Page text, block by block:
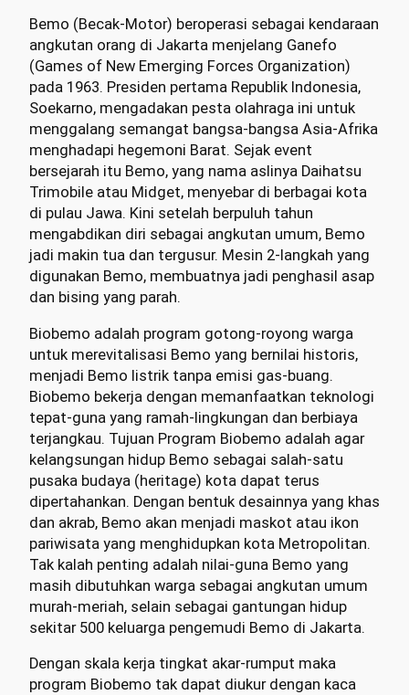
Bemo (Becak-Motor) beroperasi sebagai kendaraan
angkutan orang di Jakarta menjelang Ganefo
(Games of New Emerging Forces Organization)
pada 1963. Presiden pertama Republik Indonesia,
Soekarno, mengadakan pesta olahraga ini untuk
menggalang semangat bangsa-bangsa Asia-Afrika
menghadapi hegemoni Barat. Sejak event
bersejarah itu Bemo, yang nama aslinya Daihatsu
Trimobile atau Midget, menyebar di berbagai kota
di pulau Jawa. Kini setelah berpuluh tahun
mengabdikan diri sebagai angkutan umum, Bemo
jadi makin tua dan tergusur. Mesin 2-langkah yang
digunakan Bemo, membuatnya jadi penghasil asap
dan bising yang parah.
Biobemo adalah program gotong-royong warga
untuk merevitalisasi Bemo yang bernilai historis,
menjadi Bemo listrik tanpa emisi gas-buang.
Biobemo bekerja dengan memanfaatkan teknologi
tepat-guna yang ramah-lingkungan dan berbiaya
terjangkau. Tujuan Program Biobemo adalah agar
kelangsungan hidup Bemo sebagai salah-satu
pusaka budaya (heritage) kota dapat terus
dipertahankan. Dengan bentuk desainnya yang khas
dan akrab, Bemo akan menjadi maskot atau ikon
pariwisata yang menghidupkan kota Metropolitan.
Tak kalah penting adalah nilai-guna Bemo yang
masih dibutuhkan warga sebagai angkutan umum
murah-meriah, selain sebagai gantungan hidup
sekitar 500 keluarga pengemudi Bemo di Jakarta.
Dengan skala kerja tingkat akar-rumput maka
program Biobemo tak dapat diukur dengan kaca